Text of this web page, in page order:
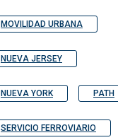
MOVILIDAD URBANA
NUEVA JERSEY
NUEVA YORK PATH
SERVICIO FERROVIARIO